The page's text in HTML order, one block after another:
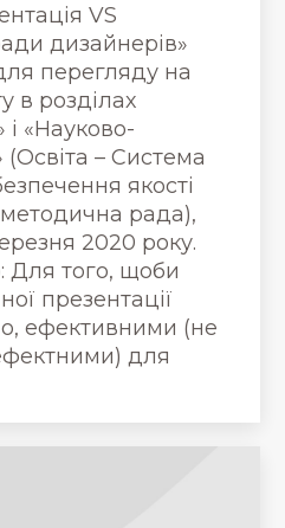
VS
дизайнерів»
перегляду на
в розділах
і «Науково-
– Система
якості
рада),
2020 року.
Для того, щоби
презентації
ефективними (не
для